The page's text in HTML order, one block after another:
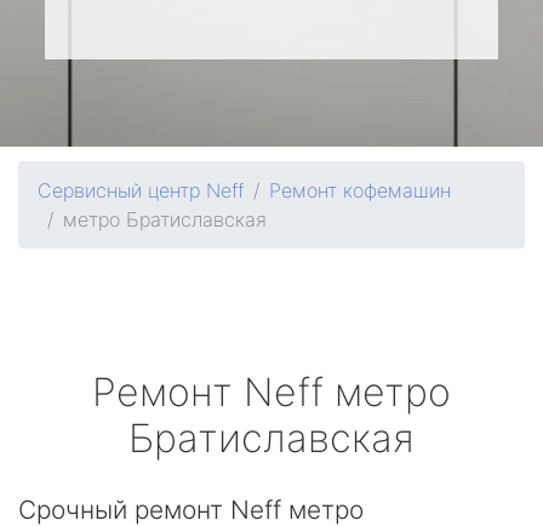
Сервисный центр Neff
Ремонт кофемашин
метро Братиславская
Ремонт Neff метро
Братиславская
Срочный ремонт Neff метро